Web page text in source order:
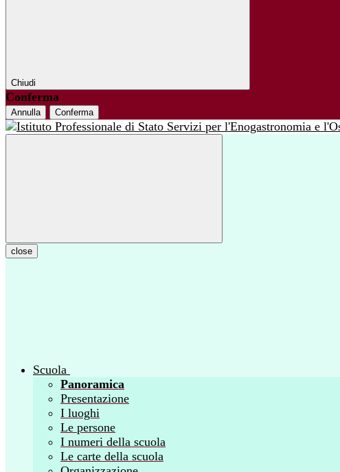
Chiudi
Conferma
Annulla Conferma
close
Scuola
Panoramica
Presentazione
I luoghi
Le persone
I numeri della scuola
Le carte della scuola